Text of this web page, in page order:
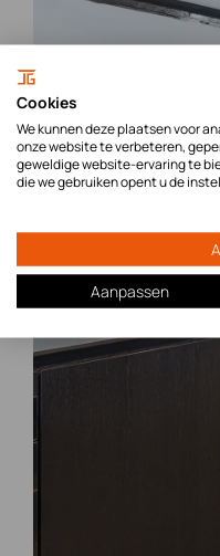
Cookies
We kunnen deze plaatsen voor
onze website te verbeteren,
geweldige website-ervaring te
die we gebruiken opent u de
Aanpassen